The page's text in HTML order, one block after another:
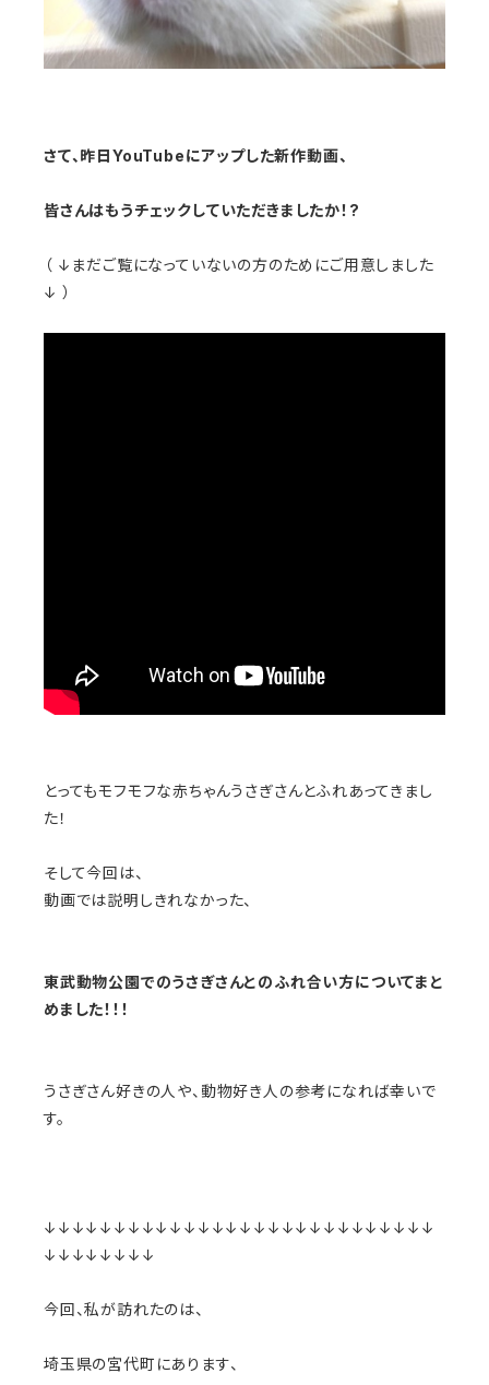
さて、昨日YouTubeにアップした新作動画、
皆さんはもうチェックしていただきましたか！?
（ ↓まだご覧になっていないの方のためにご用意しました
↓ ）
とってもモフモフな赤ちゃんうさぎさんとふれあってきまし
た！
そして今回は、
動画では説明しきれなかった、
東武動物公園でのうさぎさんとのふれ合い方についてまと
めました！！！
うさぎさん好きの人や、動物好き人の参考になれば幸いで
す。
↓↓↓↓↓↓↓↓↓↓↓↓↓↓↓↓↓↓↓↓↓↓↓↓↓↓↓↓
↓↓↓↓↓↓↓↓
今回、私が訪れたのは、
埼玉県の宮代町にあります、